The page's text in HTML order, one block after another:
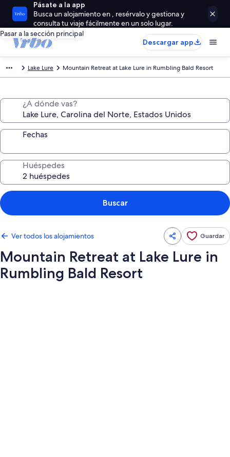
Pásate a la app
Busca un alojamiento en , resérvalo y gestiona y
consulta tu viaje fácilmente en un solo lugar.
Pasar a la sección principal
Descargar app
Lake Lure Mountain Retreat at Lake Lure in Rumbling Bald Resort
¿A dónde vas?
Fechas
Huéspedes
Buscar
Ver todos los alojamientos Guardar
Mountain Retreat at Lake Lure in
Rumbling Bald Resort